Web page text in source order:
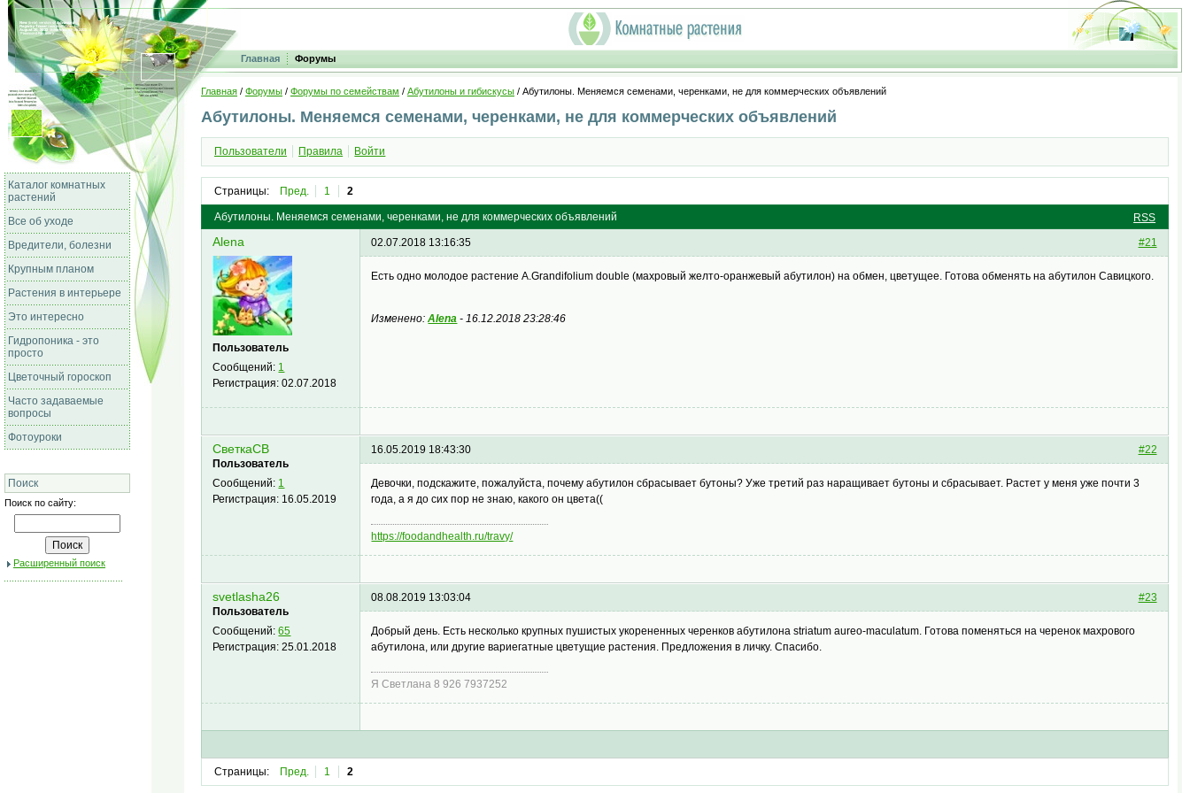
Главная Форумы
Каталог комнатных
растений
Все об уходе
Вредители, болезни
Крупным планом
Растения в интерьере
Это интересно
Гидропоника - это
просто
Цветочный гороскоп
Часто задаваемые
вопросы
Фотоуроки
Поиск
Поиск по сайту:
Расширенный поиск
Главная / Форумы / Форумы по семействам / Абутилоны и гибискусы / Абутилоны. Меняемся семенами, черенками, не для коммерческих объявлений
Абутилоны. Меняемся семенами, черенками, не для коммерческих объявлений
Пользователи Правила Войти
Страницы: Пред. 1 2
RSS
Абутилоны. Меняемся семенами, черенками, не для коммерческих объявлений
Alena
Пользователь
Сообщений: 1
Регистрация:02.07.2018
#21
02.07.2018 13:16:35
Есть одно молодое растение A.Grandifolium double (махровый желто-оранжевый абутилон) на обмен, цветущее. Готова обменять на абутилон Савицкого.
Изменено:Alena -16.12.2018 23:28:46
СветкаСВ
Пользователь
Сообщений: 1
Регистрация: 16.05.2019
#22
16.05.2019 18:43:30
Девочки, подскажите, пожалуйста, почему абутилон сбрасывает бутоны? Уже третий раз наращивает бутоны и сбрасывает. Растет у меня уже почти 3
года, а я до сих пор не знаю, какого он цвета((
https://foodandhealth.ru/travy/
svetlasha26
Пользователь
Сообщений:65
Регистрация:25.01.2018
#23
08.08.2019 13:03:04
Добрый день. Есть несколько крупных пушистых укорененных черенков абутилона striatum aureo-maculatum. Готова поменяться на черенок махрового
абутилона, или другие вариегатные цветущие растения. Предложения в личку. Спасибо.
Я Светлана 8 926 7937252
Страницы: Пред. 1 2